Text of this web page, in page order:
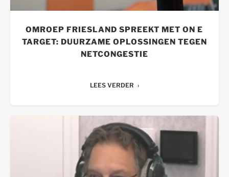
OMROEP FRIESLAND SPREEKT MET ON E
TARGET: DUURZAME OPLOSSINGEN TEGEN
NETCONGESTIE
LEES VERDER